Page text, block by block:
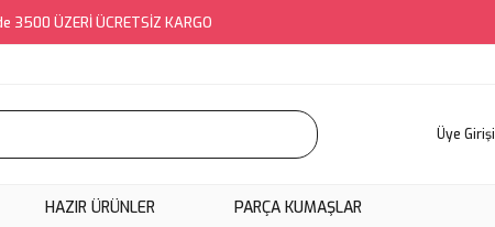
3500 ÜZERİ ÜCRETSİZ KARGO
Üye Girişi
HAZIR ÜRÜNLER PARÇA KUMAŞLAR